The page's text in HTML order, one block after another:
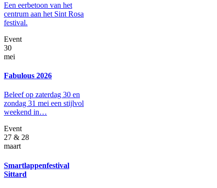
Een eerbetoon van het
centrum aan het Sint Rosa
festival.
Event
30
mei
Fabulous 2026
Beleef op zaterdag 30 en
zondag 31 mei een stijlvol
weekend in…
Event
27 & 28
maart
Smartlappenfestival
Sittard